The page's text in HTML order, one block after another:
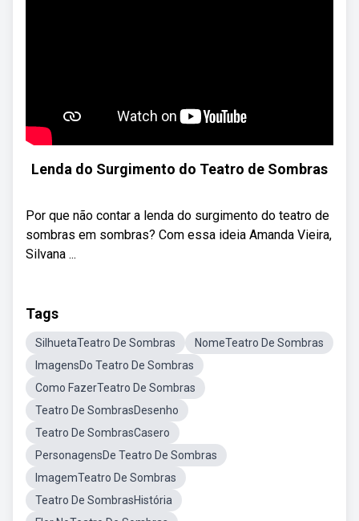
Lenda do Surgimento do Teatro de Sombras
Por que não contar a lenda do surgimento do teatro de
sombras em sombras? Com essa ideia Amanda Vieira,
Silvana ...
Tags
SilhuetaTeatro De Sombras
NomeTeatro De Sombras
ImagensDo Teatro De Sombras
Como FazerTeatro De Sombras
Teatro De SombrasDesenho
Teatro De SombrasCasero
PersonagensDe Teatro De Sombras
ImagemTeatro De Sombras
Teatro De SombrasHistória